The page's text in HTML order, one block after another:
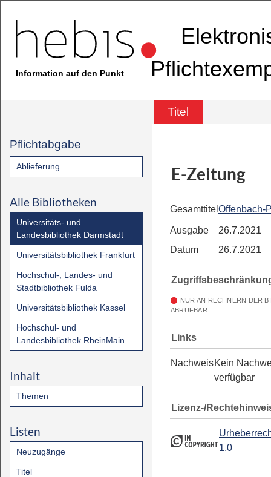
Information auf den Punkt
Titel
Pflichtabgabe
Ablieferung
Alle Bibliotheken
Universitäts- und
Landesbibliothek Darmstadt
Universitätsbibliothek Frankfurt
Hochschul-, Landes- und
Stadtbibliothek Fulda
Universitätsbibliothek Kassel
Hochschul- und
Landesbibliothek RheinMain
Inhalt
Themen
Listen
Neuzugänge
Titel
E-Zeitung
Gesamttitel Offenbach-
Ausgabe
26.7.2021
Datum
26.7.2021
NUR AN RECHNERN DER
ABRUFBAR
Links
NachweisKein
verfügbar
Lizenz-/
1.0